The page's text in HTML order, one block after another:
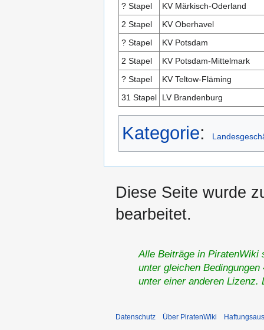
? Stapel
KV Märkisch-Oderland
2 Stapel
KV Oberhavel
? Stapel
KV Potsdam
2 Stapel
KV Potsdam-Mittelmark
? Stapel
KV Teltow-Fläming
31 Stapel
LV Brandenburg
Kategorie:
Diese Seite wurde
bearbeitet.
Alle Beiträge in PiratenWiki
unter gleichen
unter einer anderen
Datenschutz Über PiratenWiki